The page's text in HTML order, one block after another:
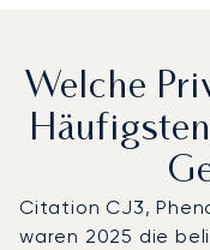
Welche
Citation CJ3,
waren 2025 die